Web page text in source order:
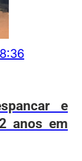
e
anos em